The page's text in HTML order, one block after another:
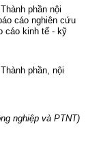
phần nội
cáo nghiên cứu
cáo kinh tế - kỹ
phần, nội
nghiệp và PTNT)